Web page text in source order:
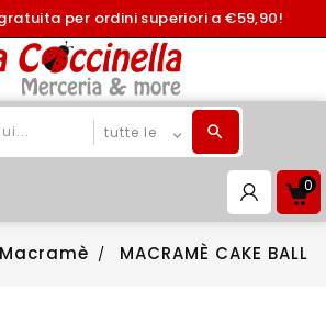
per ordini superiori a €59,90!
0
Macramè MACRAMÈ CAKE BALL